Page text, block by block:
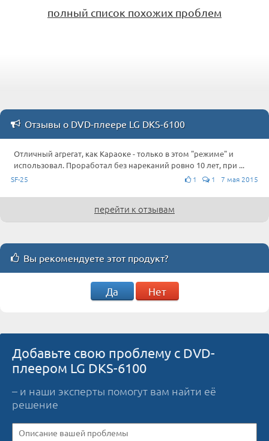
полный список похожих проблем
Отзывы о DVD-плеере LG DKS-6100
Отличный агрегат, как Караоке - только в этом "режиме" и
использовал. Проработал без нареканий ровно 10 лет, при ...
SF-25 1 1 7 мая 2015
перейти к отзывам
Вы рекомендуете этот продукт?
Да Нет
Добавьте свою проблему с DVD-
плеером LG DKS-6100
– и наши эксперты помогут вам найти её
решение